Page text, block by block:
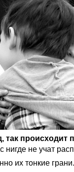
так происходит
нигде не учат
их тонкие